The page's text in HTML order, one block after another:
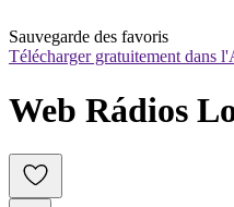
Sauvegarde des favoris
Télécharger gratuitement dans
Web Rádios